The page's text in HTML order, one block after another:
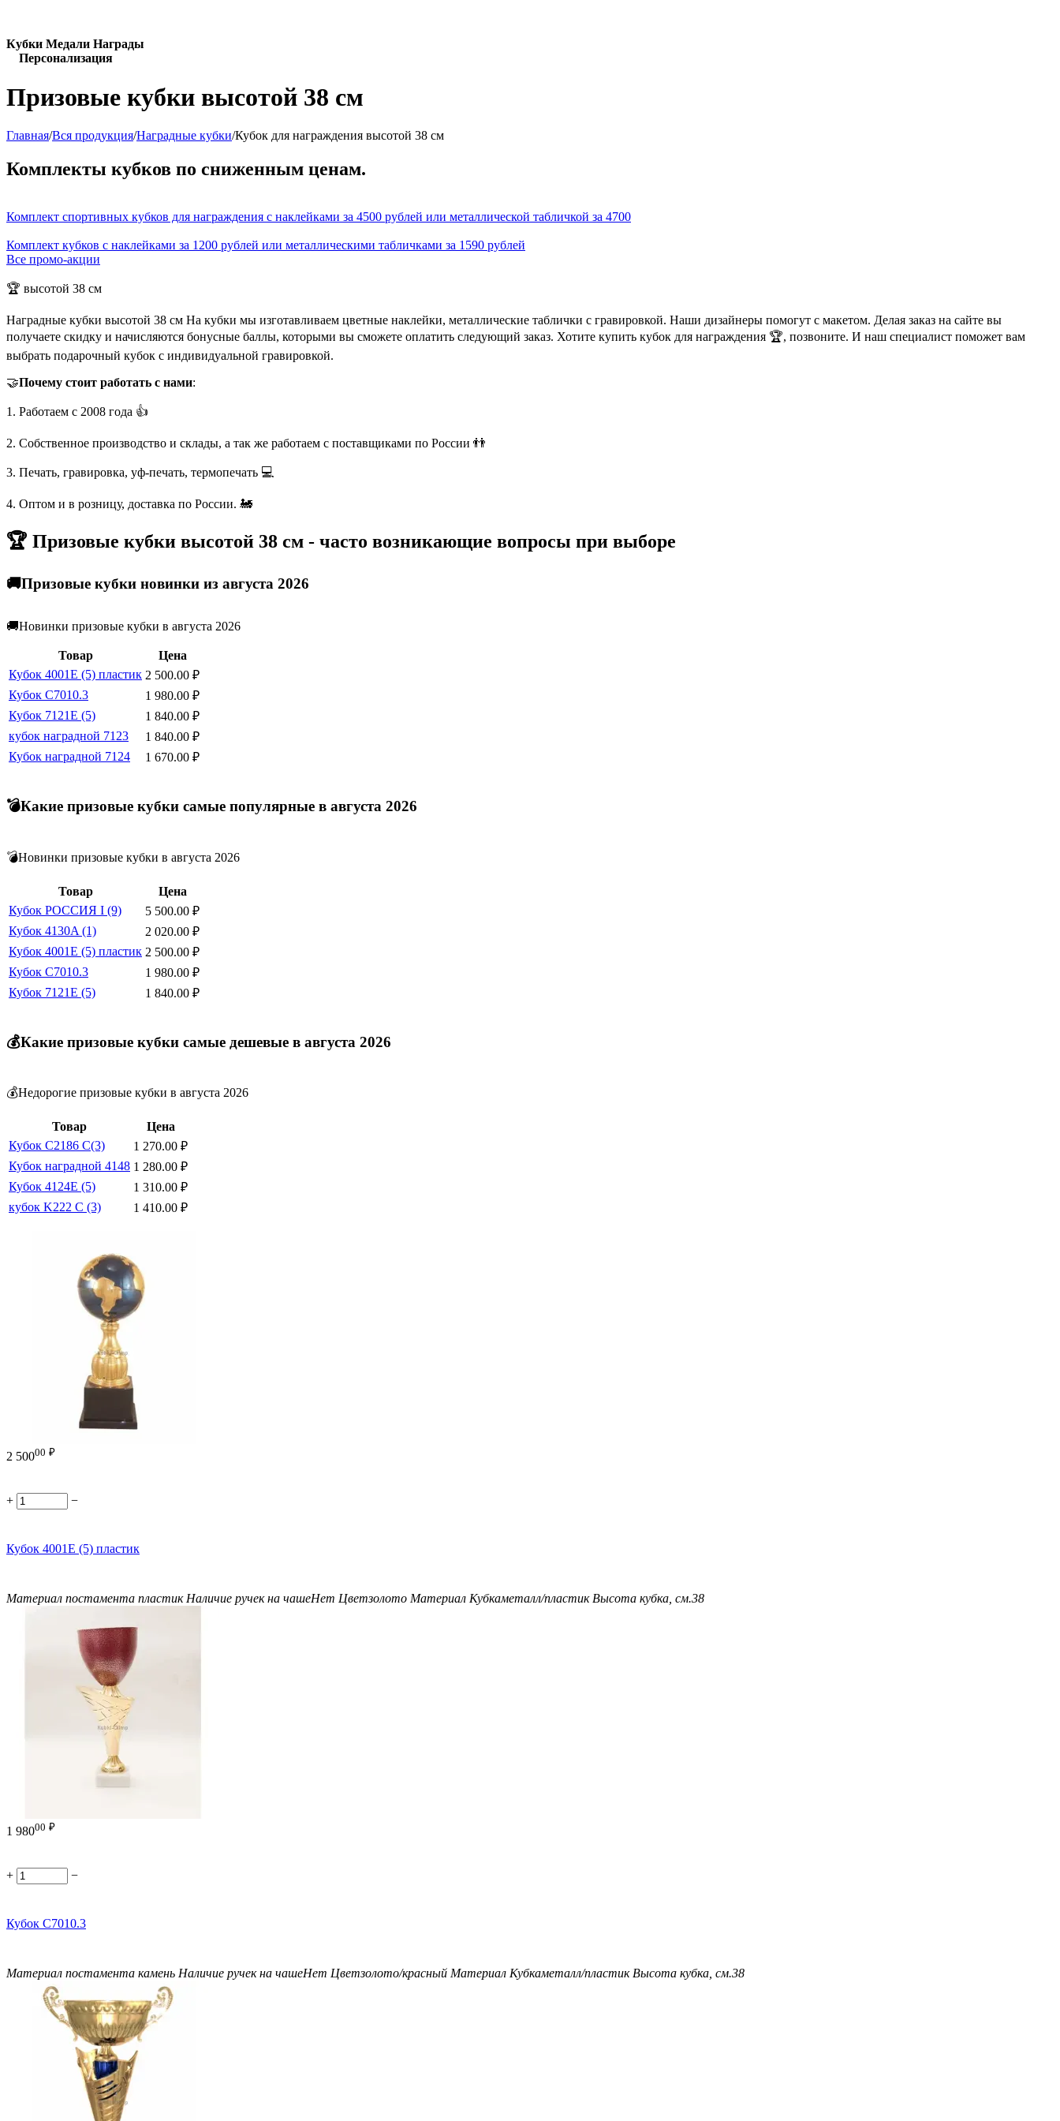
Кубки Медали Награды
Персонализация
Призовые кубки высотой 38 см
Главная/Вся продукция/Наградные кубки/Кубок для награждения высотой 38 см
Комплекты кубков по сниженным ценам.
Комплект спортивных кубков для награждения с наклейками за 4500 рублей или металлической табличкой за 4700
Комплект кубков с наклейками за 1200 рублей или металлическими табличками за 1590 рублей
Все промо-акции
🏆 высотой 38 см
Наградные кубки высотой 38 см На кубки мы изготавливаем цветные наклейки, металлические таблички с гравировкой. Наши дизайнеры помогут с макетом. Делая заказ на сайте вы
получаете скидку и начисляются бонусные баллы, которыми вы сможете оплатить следующий заказ. Хотите купить кубок для награждения 🏆, позвоните. И наш специалист поможет вам
выбрать подарочный кубок с индивидуальной гравировкой.
🤝Почему стоит работать с нами:
1. Работаем с 2008 года 👍
2. Собственное производство и склады, а так же работаем с поставщиками по России 👬
3. Печать, гравировка, уф-печать, термопечать 💻
4. Оптом и в розницу, доставка по России. 🚂
🏆 Призовые кубки высотой 38 см - часто возникающие вопросы при выборе
🚚Призовые кубки новинки из августа 2026
🚚Новинки призовые кубки в августа 2026
Товар
Цена
Кубок 4001E (5) пластик 2 500.00 ₽
Кубок C7010.3
1 980.00 ₽
Кубок 7121E (5)
1 840.00 ₽
кубок наградной 7123
1 840.00 ₽
Кубок наградной 7124
1 670.00 ₽
💣Какие призовые кубки самые популярные в августа 2026
💣Новинки призовые кубки в августа 2026
Товар
Цена
Кубок РОССИЯ I (9)
5 500.00 ₽
Кубок 4130A (1)
2 020.00 ₽
Кубок 4001E (5) пластик 2 500.00 ₽
Кубок C7010.3
1 980.00 ₽
Кубок 7121E (5)
1 840.00 ₽
💰Какие призовые кубки самые дешевые в августа 2026
💰Недорогие призовые кубки в августа 2026
Товар
Цена
Кубок C2186 C(3)
1 270.00 ₽
Кубок наградной 4148 1 280.00 ₽
Кубок 4124E (5)
1 310.00 ₽
кубок K222 С (3)
1 410.00 ₽
2 50000 ₽
+ −
Кубок 4001E (5) пластик
Материал постамента пластик Наличие ручек на чашеНет Цветзолото Материал Кубкаметалл/пластик Высота кубка, см.38
1 98000 ₽
+ −
Кубок C7010.3
Материал постамента камень Наличие ручек на чашеНет Цветзолото/красный Материал Кубкаметалл/пластик Высота кубка, см.38